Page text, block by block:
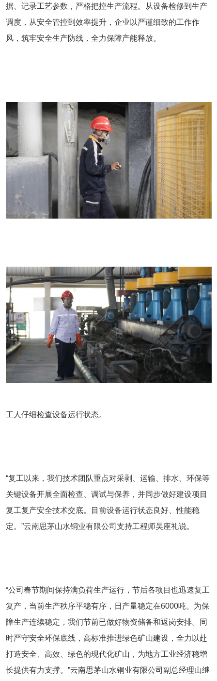
据、记录工艺参数，严格把控生产流程。从设备检修到生产
调度，从安全管控到效率提升，企业以严谨细致的工作作
风，筑牢安全生产防线，全力保障产能释放。
工人仔细检查设备运行状态。
“复工以来，我们技术团队重点对采剥、运输、排水、环保等
关键设备开展全面检查、调试与保养，并同步做好建设项目
复工复产安全技术交底。目前设备运行状态良好、性能稳
定。”云南思茅山水铜业有限公司支持工程师吴座礼说。
“公司春节期间保持满负荷生产运行，节后各项目也迅速复工
复产，当前生产秩序平稳有序，日产量稳定在6000吨。为保
障生产连续稳定，我们节前已做好物资储备和返岗安排。同
时严守安全环保底线，高标准推进绿色矿山建设，全力以赴
打造安全、高效、绿色的现代化矿山，为地方工业经济稳增
长提供有力支撑。”云南思茅山水铜业有限公司副总经理山继